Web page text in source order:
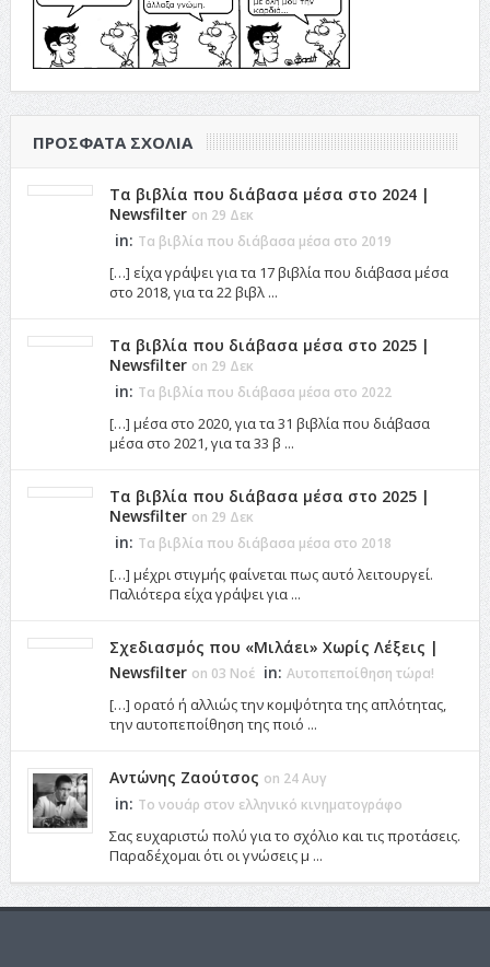
ΠΡΌΣΦΑΤΑ ΣΧΌΛΙΑ
Τα βιβλία που διάβασα μέσα στο 2024 |
Newsfilter on 29 Δεκ
in: Τα βιβλία που διάβασα μέσα στο 2019
[…] είχα γράψει για τα 17 βιβλία που διάβασα μέσα
στο 2018, για τα 22 βιβλ ...
Τα βιβλία που διάβασα μέσα στο 2025 |
Newsfilter on 29 Δεκ
in: Τα βιβλία που διάβασα μέσα στο 2022
[…] μέσα στο 2020, για τα 31 βιβλία που διάβασα
μέσα στο 2021, για τα 33 β ...
Τα βιβλία που διάβασα μέσα στο 2025 |
Newsfilter on 29 Δεκ
in: Τα βιβλία που διάβασα μέσα στο 2018
[…] μέχρι στιγμής φαίνεται πως αυτό λειτουργεί.
Παλιότερα είχα γράψει για ...
Σχεδιασμός που «Μιλάει» Χωρίς Λέξεις |
Newsfilter on 03 Νοέ in: Αυτοπεποίθηση τώρα!
[…] ορατό ή αλλιώς την κομψότητα της απλότητας,
την αυτοπεποίθηση της ποιό ...
Αντώνης Ζαούτσος on 24 Αυγ
in: Το νουάρ στον ελληνικό κινηματογράφο
Σας ευχαριστώ πολύ για το σχόλιο και τις προτάσεις.
Παραδέχομαι ότι οι γνώσεις μ ...